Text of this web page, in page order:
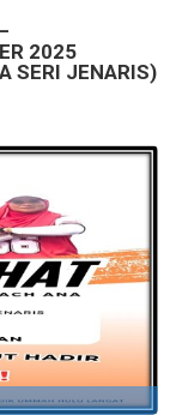
2025
SERI JENARIS)